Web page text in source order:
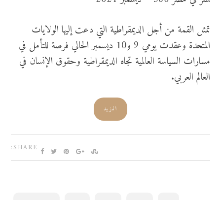
تمثل القمة من أجل الديمقراطية التي دعت إليها الولايات
المتحدة وعقدت يومي 9 و10 ديسمبر الحالي فرصة للتأمل في
مسارات السياسة العالمية تجاه الديمقراطية وحقوق الإنسان في
العالم العربي.
المزيد
SHARE: